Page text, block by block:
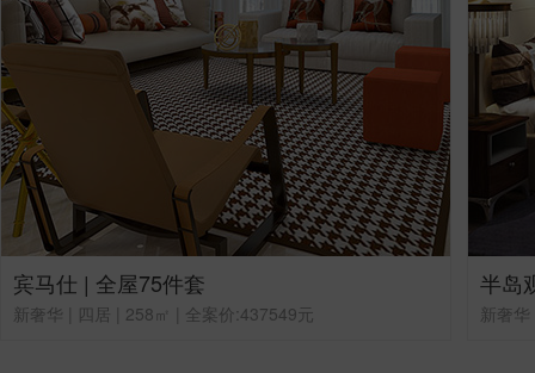
宾马仕 | 全屋75件套
新奢华 | 四居 | 258㎡ | 全案价:437549元
半岛
新奢